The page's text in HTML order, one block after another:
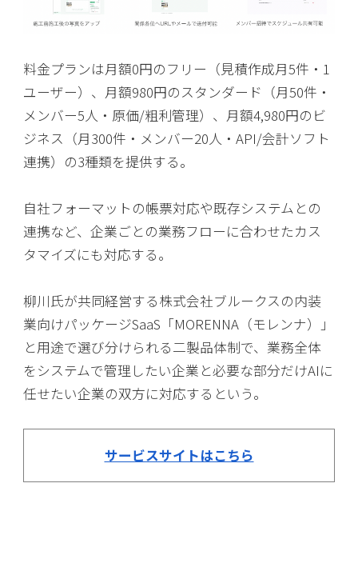
料金プランは月額0円のフリー（見積作成月5件・1
ユーザー）、月額980円のスタンダード（月50件・
メンバー5人・原価/粗利管理）、月額4,980円のビ
ジネス（月300件・メンバー20人・API/会計ソフト
連携）の3種類を提供する。
自社フォーマットの帳票対応や既存システムとの
連携など、企業ごとの業務フローに合わせたカス
タマイズにも対応する。
柳川氏が共同経営する株式会社ブルークスの内装
業向けパッケージSaaS「MORENNA（モレンナ）」
と用途で選び分けられる二製品体制で、業務全体
をシステムで管理したい企業と必要な部分だけAIに
任せたい企業の双方に対応するという。
サービスサイトはこちら